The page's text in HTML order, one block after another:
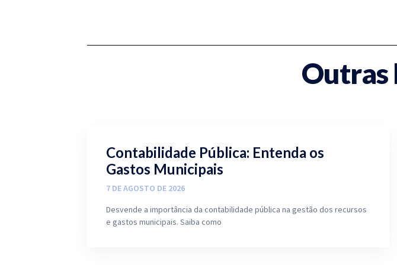
Outras
Contabilidade Pública: Entenda os
Gastos Municipais
7 DE AGOSTO DE 2026
Desvende a importância da contabilidade pública na gestão dos recursos
e gastos municipais. Saiba como